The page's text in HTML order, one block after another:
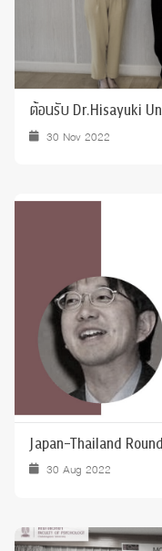
ต้อนรับ Dr.Hisayuki
30 Nov 2022
Japan-Thailand
30 Aug 2022